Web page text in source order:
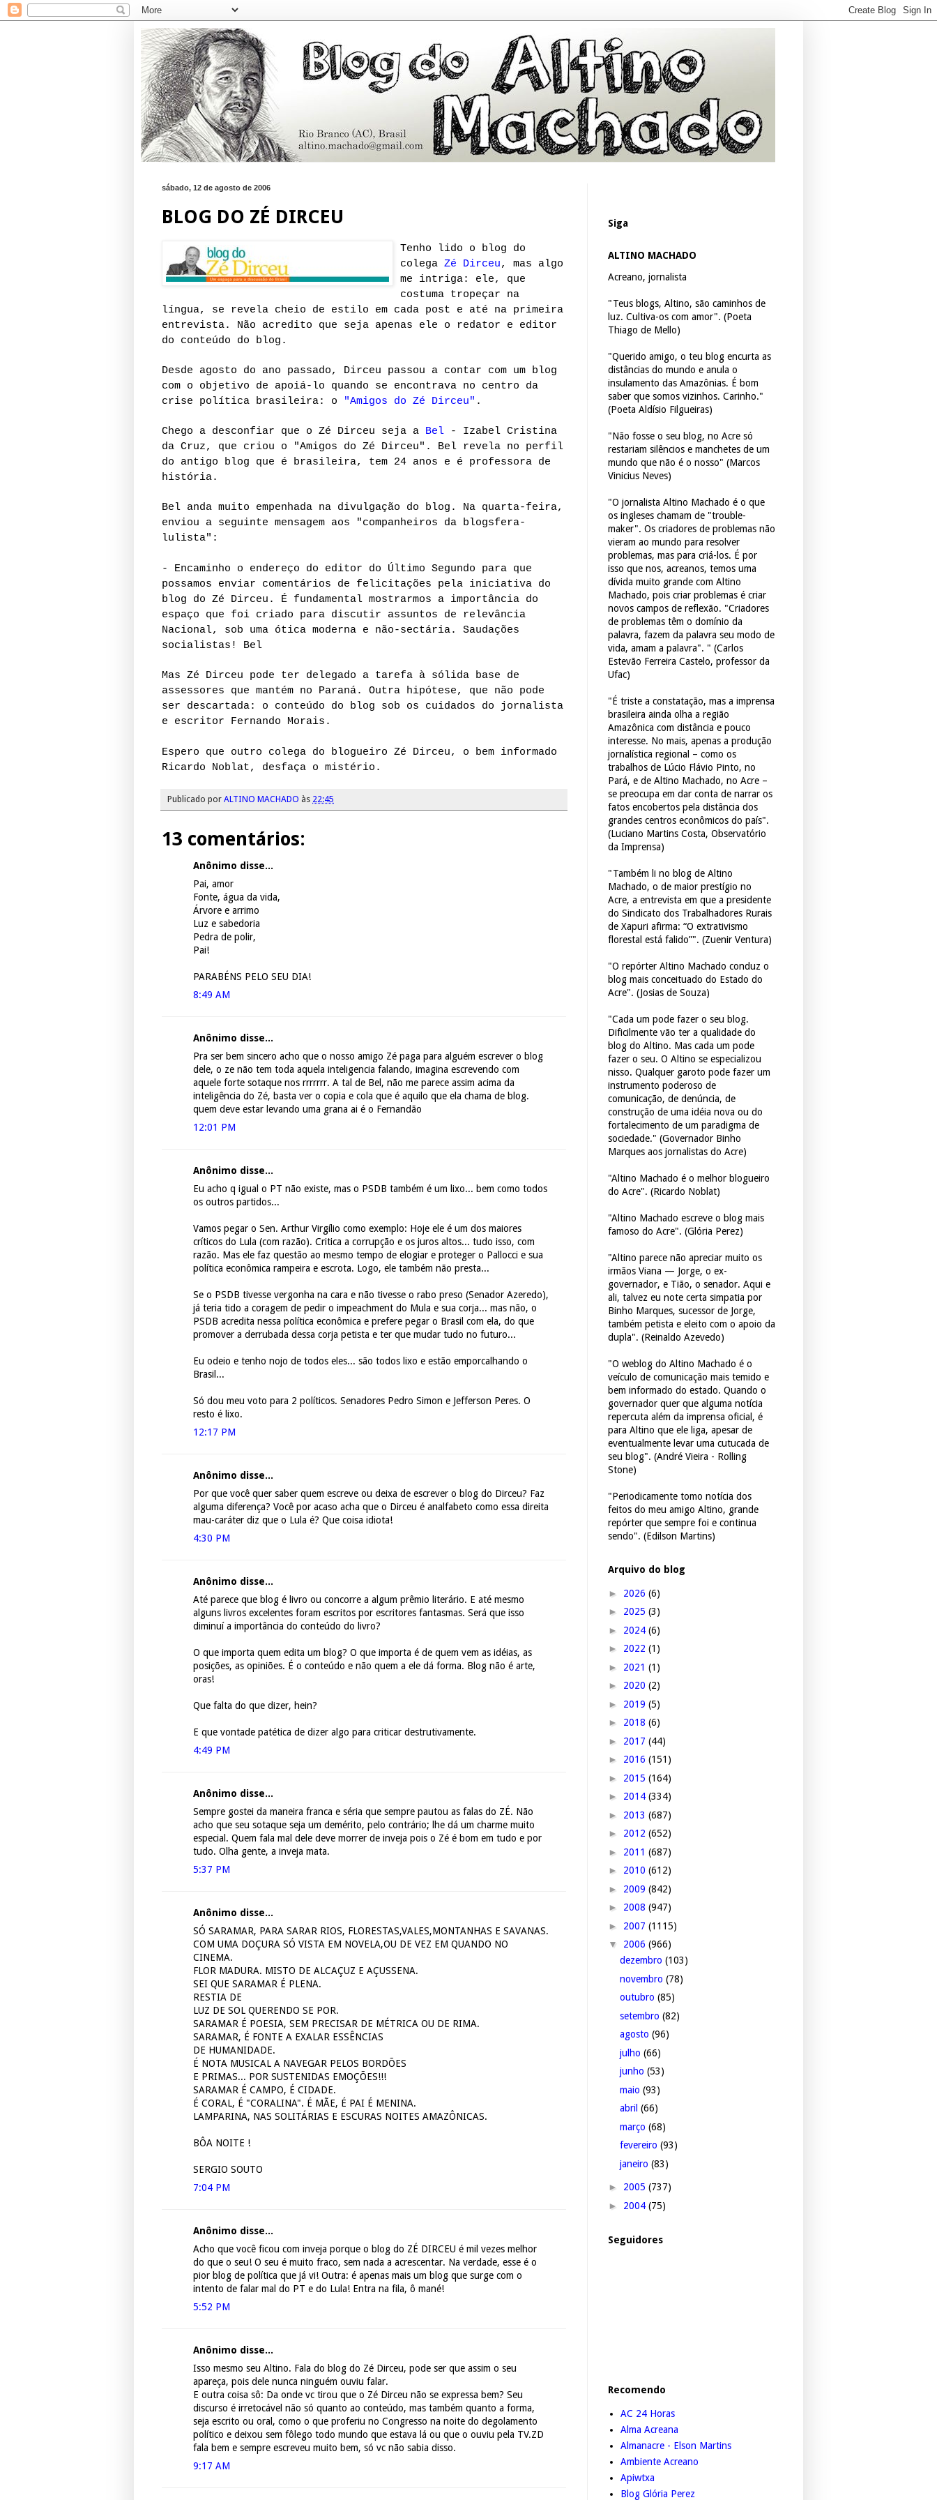
sábado, 12 de agosto de 2006
BLOG DO ZÉ DIRCEU
Tenho lido o blog do
colega Zé Dirceu, mas algo
me intriga: ele, que
costuma tropeçar na
língua, se revela cheio de estilo em cada post e até na primeira
entrevista. Não acredito que seja apenas ele o redator e editor
do conteúdo do blog.
Desde agosto do ano passado, Dirceu passou a contar com um blog
com o objetivo de apoiá-lo quando se encontrava no centro da
crise política brasileira: o
"Amigos do Zé Dirceu" .
Chego a desconfiar que o Zé Dirceu seja a Bel - Izabel Cristina
da Cruz, que criou o "Amigos do Zé Dirceu". Bel revela no perfil
do antigo blog que é brasileira, tem 24 anos e é professora de
história.
Bel anda muito empenhada na divulgação do blog. Na quarta-feira,
enviou a seguinte mensagem aos "companheiros da blogsfera-
lulista":
- Encaminho o endereço do editor do Último Segundo para que
possamos enviar comentários de felicitações pela iniciativa do
blog do Zé Dirceu. É fundamental mostrarmos a importância do
espaço que foi criado para discutir assuntos de relevância
Nacional, sob uma ótica moderna e não-sectária. Saudações
socialistas! Bel
Mas Zé Dirceu pode ter delegado a tarefa à sólida base de
assessores que mantém no Paraná. Outra hipótese, que não pode
ser descartada: o conteúdo do blog sob os cuidados do jornalista
e escritor Fernando Morais.
Espero que outro colega do blogueiro Zé Dirceu, o bem informado
Ricardo Noblat, desfaça o mistério.
Publicado por ALTINO MACHADO às 22:45
13 comentários:
Anônimo disse...
Pai, amor
Fonte, água da vida,
Árvore e arrimo
Luz e sabedoria
Pedra de polir,
Pai!
PARABÉNS PELO SEU DIA!
8:49 AM
Anônimo disse...
Pra ser bem sincero acho que o nosso amigo Zé paga para alguém escrever o blog
dele, o ze não tem toda aquela inteligencia falando, imagina escrevendo com
aquele forte sotaque nos rrrrrrr. A tal de Bel, não me parece assim acima da
inteligência do Zé, basta ver o copia e cola que é aquilo que ela chama de blog.
quem deve estar levando uma grana ai é o Fernandão
12:01 PM
Anônimo disse...
Eu acho q igual o PT não existe, mas o PSDB também é um lixo... bem como todos
os outros partidos...
Vamos pegar o Sen. Arthur Virgílio como exemplo: Hoje ele é um dos maiores
críticos do Lula (com razão). Critica a corrupção e os juros altos... tudo isso, com
razão. Mas ele faz questão ao mesmo tempo de elogiar e proteger o Pallocci e sua
política econômica rampeira e escrota. Logo, ele também não presta...
Se o PSDB tivesse vergonha na cara e não tivesse o rabo preso (Senador Azeredo),
já teria tido a coragem de pedir o impeachment do Mula e sua corja... mas não, o
PSDB acredita nessa política econômica e prefere pegar o Brasil com ela, do que
promover a derrubada dessa corja petista e ter que mudar tudo no futuro...
Eu odeio e tenho nojo de todos eles... são todos lixo e estão emporcalhando o
Brasil...
Só dou meu voto para 2 políticos. Senadores Pedro Simon e Jefferson Peres. O
resto é lixo.
12:17 PM
Anônimo disse...
Por que você quer saber quem escreve ou deixa de escrever o blog do Dirceu? Faz
alguma diferença? Você por acaso acha que o Dirceu é analfabeto como essa direita
mau-caráter diz que o Lula é? Que coisa idiota!
4:30 PM
Anônimo disse...
Até parece que blog é livro ou concorre a algum prêmio literário. E até mesmo
alguns livros excelentes foram escritos por escritores fantasmas. Será que isso
diminuí a importância do conteúdo do livro?
O que importa quem edita um blog? O que importa é de quem vem as idéias, as
posições, as opiniões. É o conteúdo e não quem a ele dá forma. Blog não é arte,
oras!
Que falta do que dizer, hein?
E que vontade patética de dizer algo para criticar destrutivamente.
4:49 PM
Anônimo disse...
Sempre gostei da maneira franca e séria que sempre pautou as falas do ZÉ. Não
acho que seu sotaque seja um demérito, pelo contrário; lhe dá um charme muito
especial. Quem fala mal dele deve morrer de inveja pois o Zé é bom em tudo e por
tudo. Olha gente, a inveja mata.
5:37 PM
Anônimo disse...
SÓ SARAMAR, PARA SARAR RIOS, FLORESTAS,VALES,MONTANHAS E SAVANAS.
COM UMA DOÇURA SÓ VISTA EM NOVELA,OU DE VEZ EM QUANDO NO
CINEMA.
FLOR MADURA. MISTO DE ALCAÇUZ E AÇUSSENA.
SEI QUE SARAMAR É PLENA.
RESTIA DE
LUZ DE SOL QUERENDO SE POR.
SARAMAR É POESIA, SEM PRECISAR DE MÉTRICA OU DE RIMA.
SARAMAR, É FONTE A EXALAR ESSÊNCIAS
DE HUMANIDADE.
É NOTA MUSICAL A NAVEGAR PELOS BORDÕES
E PRIMAS... POR SUSTENIDAS EMOÇÕES!!!
SARAMAR É CAMPO, É CIDADE.
É CORAL, É "CORALINA". É MÃE, É PAI É MENINA.
LAMPARINA, NAS SOLITÁRIAS E ESCURAS NOITES AMAZÔNICAS.
BÔA NOITE !
SERGIO SOUTO
7:04 PM
Anônimo disse...
Acho que você ficou com inveja porque o blog do ZÉ DIRCEU é mil vezes melhor
do que o seu! O seu é muito fraco, sem nada a acrescentar. Na verdade, esse é o
pior blog de política que já vi! Outra: é apenas mais um blog que surge com o
intento de falar mal do PT e do Lula! Entra na fila, ô mané!
5:52 PM
Anônimo disse...
Isso mesmo seu Altino. Fala do blog do Zé Dirceu, pode ser que assim o seu
apareça, pois dele nunca ninguém ouviu falar.
E outra coisa sô: Da onde vc tirou que o Zé Dirceu não se expressa bem? Seu
discurso é irretocável não só quanto ao conteúdo, mas também quanto a forma,
seja escrito ou oral, como o que proferiu no Congresso na noite do degolamento
político e deixou sem fôlego todo mundo que estava lá ou que o ouviu pela TV.ZD
fala bem e sempre escreveu muito bem, só vc não sabia disso.
9:17 AM
Siga
ALTINO MACHADO
Acreano, jornalista
"Teus blogs, Altino, são caminhos de
luz. Cultiva-os com amor". (Poeta
Thiago de Mello)
"Querido amigo, o teu blog encurta as
distâncias do mundo e anula o
insulamento das Amazônias. É bom
saber que somos vizinhos. Carinho."
(Poeta Aldísio Filgueiras)
"Não fosse o seu blog, no Acre só
restariam silêncios e manchetes de um
mundo que não é o nosso" (Marcos
Vinicius Neves)
"O jornalista Altino Machado é o que
os ingleses chamam de "trouble-
maker". Os criadores de problemas não
vieram ao mundo para resolver
problemas, mas para criá-los. É por
isso que nos, acreanos, temos uma
dívida muito grande com Altino
Machado, pois criar problemas é criar
novos campos de reflexão. "Criadores
de problemas têm o domínio da
palavra, fazem da palavra seu modo de
vida, amam a palavra". " (Carlos
Estevão Ferreira Castelo, professor da
Ufac)
"É triste a constatação, mas a imprensa
brasileira ainda olha a região
Amazônica com distância e pouco
interesse. No mais, apenas a produção
jornalística regional – como os
trabalhos de Lúcio Flávio Pinto, no
Pará, e de Altino Machado, no Acre –
se preocupa em dar conta de narrar os
fatos encobertos pela distância dos
grandes centros econômicos do país".
(Luciano Martins Costa, Observatório
da Imprensa)
"Também li no blog de Altino
Machado, o de maior prestígio no
Acre, a entrevista em que a presidente
do Sindicato dos Trabalhadores Rurais
de Xapuri afirma: “O extrativismo
florestal está falido”". (Zuenir Ventura)
"O repórter Altino Machado conduz o
blog mais conceituado do Estado do
Acre". (Josias de Souza)
"Cada um pode fazer o seu blog.
Dificilmente vão ter a qualidade do
blog do Altino. Mas cada um pode
fazer o seu. O Altino se especializou
nisso. Qualquer garoto pode fazer um
instrumento poderoso de
comunicação, de denúncia, de
construção de uma idéia nova ou do
fortalecimento de um paradigma de
sociedade." (Governador Binho
Marques aos jornalistas do Acre)
"Altino Machado é o melhor blogueiro
do Acre". (Ricardo Noblat)
"Altino Machado escreve o blog mais
famoso do Acre". (Glória Perez)
"Altino parece não apreciar muito os
irmãos Viana — Jorge, o ex-
governador, e Tião, o senador. Aqui e
ali, talvez eu note certa simpatia por
Binho Marques, sucessor de Jorge,
também petista e eleito com o apoio da
dupla". (Reinaldo Azevedo)
"O weblog do Altino Machado é o
veículo de comunicação mais temido e
bem informado do estado. Quando o
governador quer que alguma notícia
repercuta além da imprensa oficial, é
para Altino que ele liga, apesar de
eventualmente levar uma cutucada de
seu blog". (André Vieira - Rolling
Stone)
"Periodicamente tomo notícia dos
feitos do meu amigo Altino, grande
repórter que sempre foi e continua
sendo". (Edilson Martins)
Arquivo do blog
► 2026 (6)
► 2025 (3)
► 2024 (6)
► 2022 (1)
► 2021 (1)
► 2020 (2)
► 2019 (5)
► 2018 (6)
► 2017 (44)
► 2016 (151)
► 2015 (164)
► 2014 (334)
► 2013 (687)
► 2012 (652)
► 2011 (687)
► 2010 (612)
► 2009 (842)
► 2008 (947)
► 2007 (1115)
▼ 2006 (966)
dezembro (103)
novembro (78)
outubro (85)
setembro (82)
agosto (96)
julho (66)
junho (53)
maio (93)
abril (66)
março (68)
fevereiro (93)
janeiro (83)
► 2005 (737)
► 2004 (75)
Seguidores
Recomendo
AC 24 Horas
Alma Acreana
Almanacre - Elson Martins
Ambiente Acreano
Apiwtxa
Blog Glória Perez